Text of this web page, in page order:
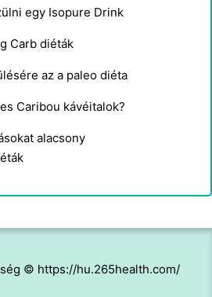
egy Isopure Drink
Carb diéták
az a paleo diéta
Caribou kávéitalok?
alacsony
© https://hu.265health.com/